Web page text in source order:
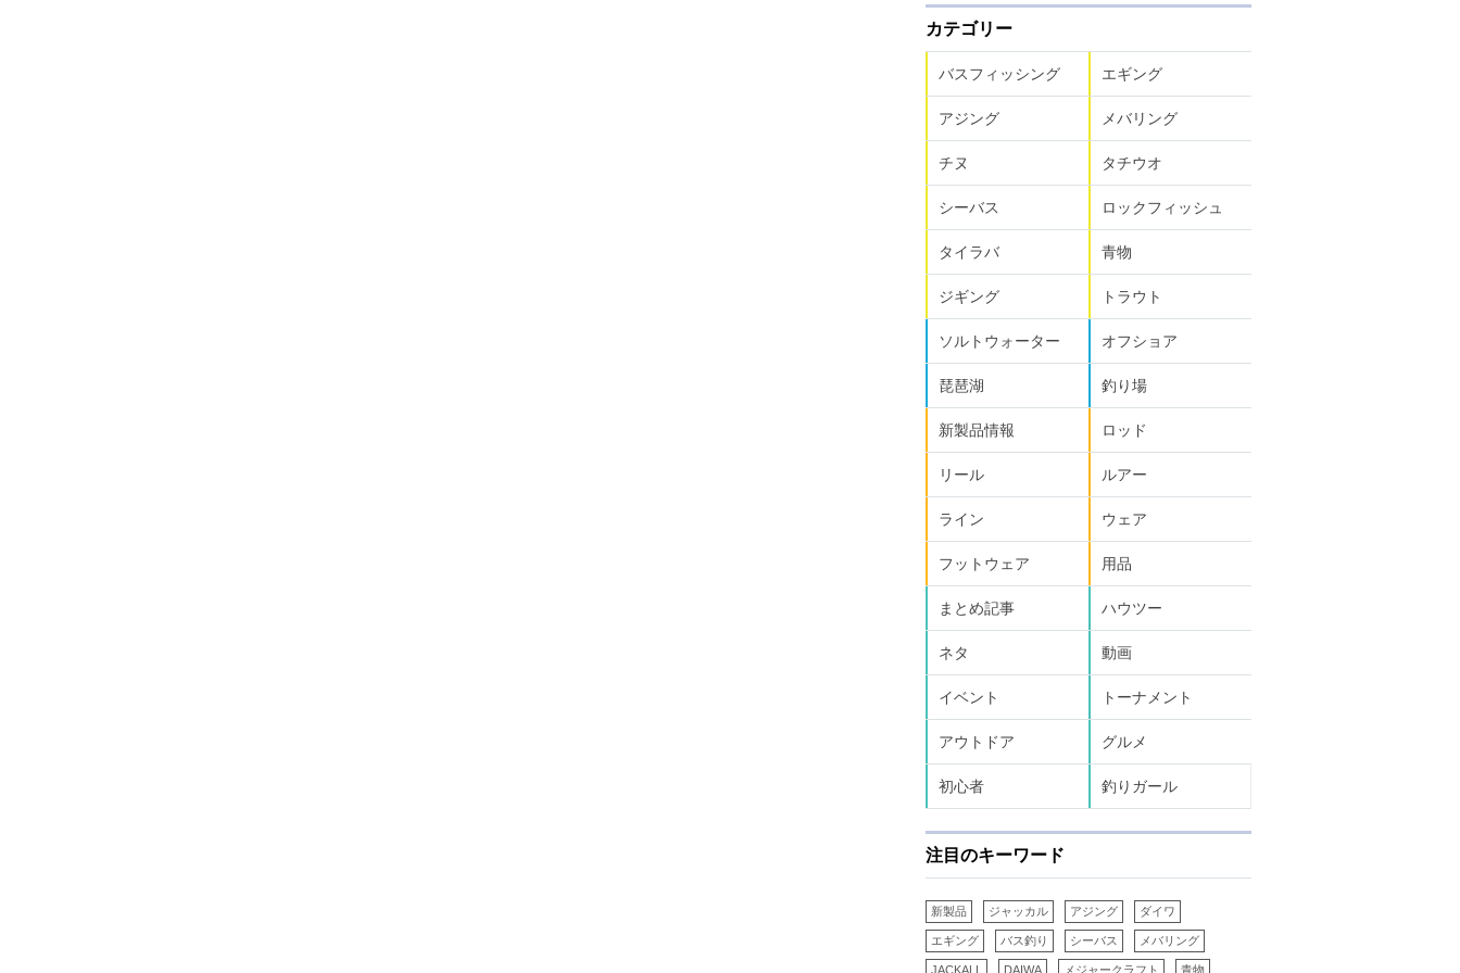
カテゴリー
バスフィッシング エギング
アジング メバリング
チヌ タチウオ
シーバス ロックフィッシュ
タイラバ 青物
ジギング トラウト
ソルトウォーター オフショア
琵琶湖 釣り場
新製品情報 ロッド
リール ルアー
ライン ウェア
フットウェア 用品
まとめ記事 ハウツー
ネタ 動画
イベント トーナメント
アウトドア グルメ
初心者 釣りガール
注目のキーワード
新製品 ジャッカル アジング ダイワ
エギング バス釣り シーバス メバリング
JACKALL DAIWA メジャークラフト 青物